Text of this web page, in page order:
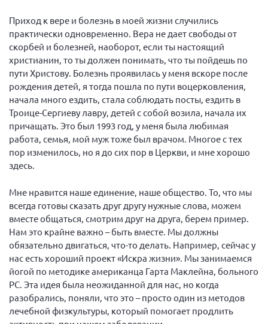
Приход к вере и болезнь в моей жизни случились
практически одновременно. Вера не дает свободы от
скорбей и болезней, наоборот, если ты настоящий
христианин, то ты должен понимать, что ты пойдешь по
пути Христову. Болезнь проявилась у меня вскоре после
рождения детей, я тогда пошла по пути воцерковления,
начала много ездить, стала соблюдать посты, ездить в
Троице-Сергиеву лавру, детей с собой возила, начала их
причащать. Это был 1993 год, у меня была любимая
работа, семья, мой муж тоже был врачом. Многое с тех
пор изменилось, но я до сих пор в Церкви, и мне хорошо
здесь.
Мне нравится наше единение, наше общество. То, что мы
всегда готовы сказать друг другу нужные слова, можем
вместе общаться, смотрим друг на друга, берем пример.
Нам это крайне важно – быть вместе. Мы должны
обязательно двигаться, что-то делать. Например, сейчас у
нас есть хороший проект «Искра жизни». Мы занимаемся
йогой по методике американца Гарта Маклейна, больного
РС. Эта идея была неожиданной для нас, но когда
разобрались, поняли, что это – просто один из методов
лечебной физкультуры, который помогает продлить